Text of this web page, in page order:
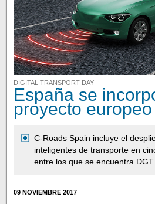
DIGITAL TRANSPORT DAY
España se
proyecto
C-Roads Spain incluye el
inteligentes de transporte en
entre los que se encuentra
09 NOVIEMBRE 2017